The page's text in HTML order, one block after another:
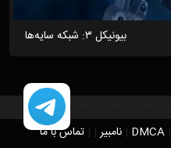
بیونیکل ۳: شبکه سایه‌ها
|
DMCA
|نامبیر |
|تماس با ما